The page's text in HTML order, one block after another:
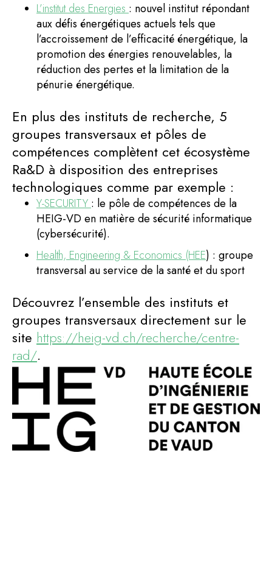
L’institut des Energies : nouvel institut répondant
aux défis énergétiques actuels tels que
l’accroissement de l’efficacité énergétique, la
promotion des énergies renouvelables, la
réduction des pertes et la limitation de la
pénurie énergétique.
En plus des instituts de recherche, 5
groupes transversaux et pôles de
compétences complètent cet écosystème
Ra&D à disposition des entreprises
technologiques comme par exemple :
Y-SECURITY : le pôle de compétences de la
HEIG-VD en matière de sécurité informatique
(cybersécurité).
Health, Engineering & Economics (HEE) : groupe
transversal au service de la santé et du sport
Découvrez l’ensemble des instituts et
groupes transversaux directement sur le
site https://heig-vd.ch/recherche/centre-
rad/.